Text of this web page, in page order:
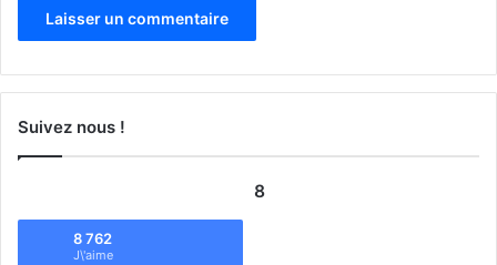
Suivez nous !
8
8 762
J\'aime